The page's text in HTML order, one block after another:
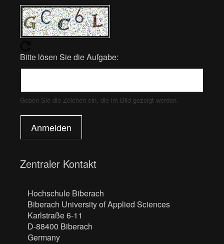
Bitte lösen Sie die Aufgabe:
Geben Sie die Zeichen ein, die im Bild gezeigt werden.
Anmelden
Zentraler Kontakt
Hochschule Biberach
Biberach University of Applied Sciences
Karlstraße 6-11
D-88400 Biberach
Germany